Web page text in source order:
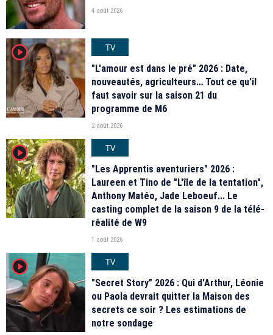
4 août 2026
player2
TV
"L'amour est dans le pré" 2026 : Date,
nouveautés, agriculteurs… Tout ce qu'il
faut savoir sur la saison 21 du
programme de M6
2 août 2026
player2
TV
"Les Apprentis aventuriers" 2026 :
Laureen et Tino de "L'île de la tentation",
Anthony Matéo, Jade Leboeuf... Le
casting complet de la saison 9 de la télé-
réalité de W9
1 août 2026
player2
TV
"Secret Story" 2026 : Qui d'Arthur, Léonie
ou Paola devrait quitter la Maison des
secrets ce soir ? Les estimations de
notre sondage